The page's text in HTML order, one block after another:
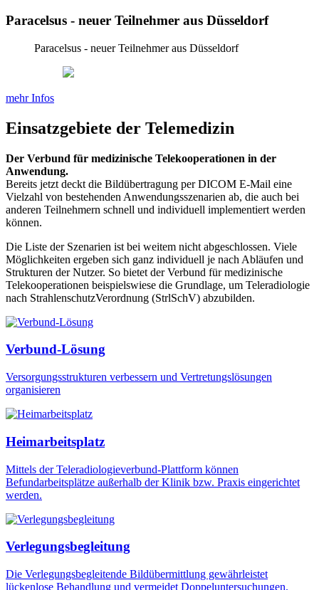
Paracelsus - neuer Teilnehmer aus Düsseldorf
Paracelsus - neuer Teilnehmer aus Düsseldorf
mehr Infos
Einsatzgebiete der Telemedizin
Der Verbund für medizinische Telekooperationen in der
Anwendung.
Bereits jetzt deckt die Bildübertragung per DICOM E-Mail eine
Vielzahl von bestehenden Anwendungsszenarien ab, die auch bei
anderen Teilnehmern schnell und individuell implementiert werden
können.
Die Liste der Szenarien ist bei weitem nicht abgeschlossen. Viele
Möglichkeiten ergeben sich ganz individuell je nach Abläufen und
Strukturen der Nutzer. So bietet der Verbund für medizinische
Telekooperationen beispielswiese die Grundlage, um Teleradiologie
nach StrahlenschutzVerordnung (StrlSchV) abzubilden.
Verbund-Lösung
Versorgungsstrukturen verbessern und Vertretungslösungen
organisieren
Heimarbeitsplatz
Mittels der Teleradiologieverbund-Plattform können
Befundarbeitsplätze außerhalb der Klinik bzw. Praxis eingerichtet
werden.
Verlegungsbegleitung
Die Verlegungsbegleitende Bildübermittlung gewährleistet
lückenlose Behandlung und vermeidet Doppeluntersuchungen.